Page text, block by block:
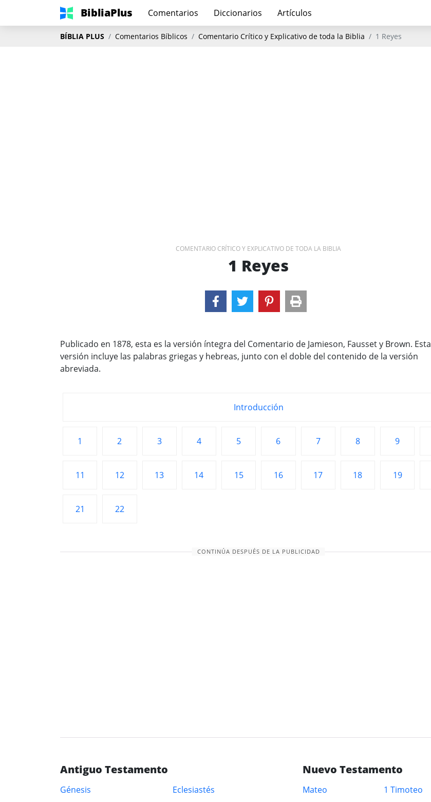
BibliaPlus Comentarios Diccionarios Artículos
BÍBLIA PLUS Comentarios Bíblicos Comentario Crítico y Explicativo de toda la Biblia 1 Reyes
COMENTARIO CRÍTICO Y EXPLICATIVO DE TODA LA BIBLIA
1 Reyes
Publicado en 1878, esta es la versión íntegra del Comentario de Jamieson, Fausset y Brown. Esta
versión incluye las palabras griegas y hebreas, junto con el doble del contenido de la versión
abreviada.
Introducción
1 2 3 4 5 6 7 8 9
11 12 13 14 15 16 17 18 19
21 22
CONTINÚA DESPUÉS DE LA PUBLICIDAD
Antiguo Testamento
Génesis
Eclesiastés
Nuevo Testamento
Mateo
1 Timoteo